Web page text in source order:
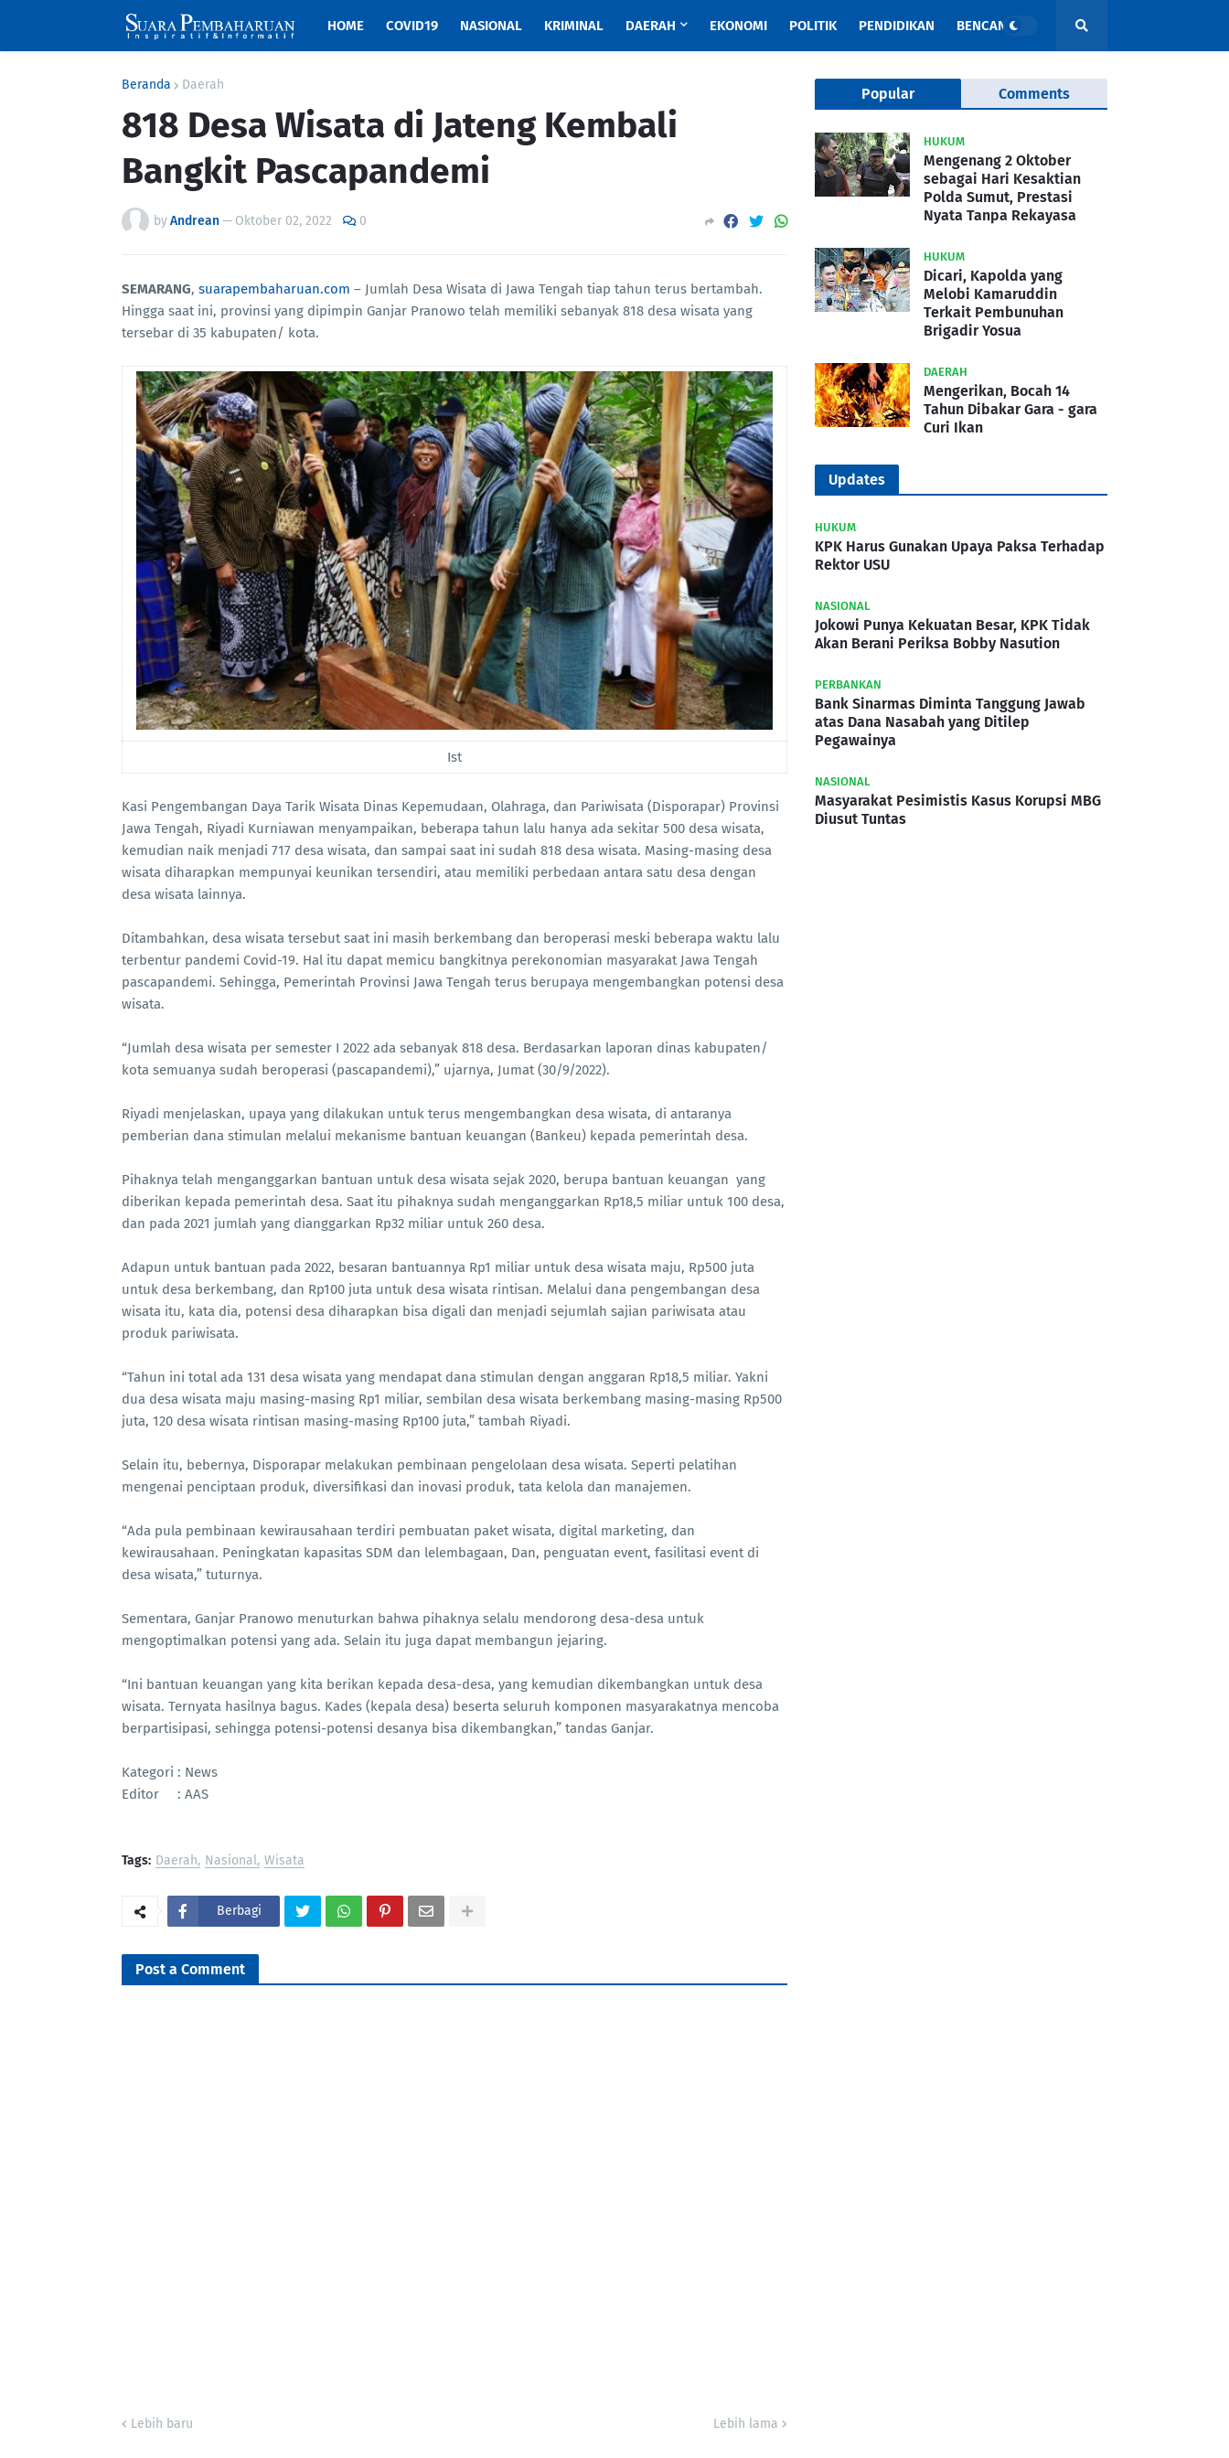
HOME COVID19 NASIONAL KRIMINAL DAERAH EKONOMI POLITIK PENDIDIKAN BENCANA
Beranda Daerah
818 Desa Wisata di Jateng Kembali
Bangkit Pascapandemi
byAndrean— Oktober 02, 2022 0
SEMARANG, suarapembaharuan.com – Jumlah Desa Wisata di Jawa Tengah tiap tahun terus bertambah.
Hingga saat ini, provinsi yang dipimpin Ganjar Pranowo telah memiliki sebanyak 818 desa wisata yang
tersebar di 35 kabupaten/ kota.
Ist
Kasi Pengembangan Daya Tarik Wisata Dinas Kepemudaan, Olahraga, dan Pariwisata (Disporapar) Provinsi
Jawa Tengah, Riyadi Kurniawan menyampaikan, beberapa tahun lalu hanya ada sekitar 500 desa wisata,
kemudian naik menjadi 717 desa wisata, dan sampai saat ini sudah 818 desa wisata. Masing-masing desa
wisata diharapkan mempunyai keunikan tersendiri, atau memiliki perbedaan antara satu desa dengan
desa wisata lainnya.
Ditambahkan, desa wisata tersebut saat ini masih berkembang dan beroperasi meski beberapa waktu lalu
terbentur pandemi Covid-19. Hal itu dapat memicu bangkitnya perekonomian masyarakat Jawa Tengah
pascapandemi. Sehingga, Pemerintah Provinsi Jawa Tengah terus berupaya mengembangkan potensi desa
wisata.
“Jumlah desa wisata per semester I 2022 ada sebanyak 818 desa. Berdasarkan laporan dinas kabupaten/
kota semuanya sudah beroperasi (pascapandemi),” ujarnya, Jumat (30/9/2022).
Riyadi menjelaskan, upaya yang dilakukan untuk terus mengembangkan desa wisata, di antaranya
pemberian dana stimulan melalui mekanisme bantuan keuangan (Bankeu) kepada pemerintah desa.
Pihaknya telah menganggarkan bantuan untuk desa wisata sejak 2020, berupa bantuan keuangan yang
diberikan kepada pemerintah desa. Saat itu pihaknya sudah menganggarkan Rp18,5 miliar untuk 100 desa,
dan pada 2021 jumlah yang dianggarkan Rp32 miliar untuk 260 desa.
Adapun untuk bantuan pada 2022, besaran bantuannya Rp1 miliar untuk desa wisata maju, Rp500 juta
untuk desa berkembang, dan Rp100 juta untuk desa wisata rintisan. Melalui dana pengembangan desa
wisata itu, kata dia, potensi desa diharapkan bisa digali dan menjadi sejumlah sajian pariwisata atau
produk pariwisata.
“Tahun ini total ada 131 desa wisata yang mendapat dana stimulan dengan anggaran Rp18,5 miliar. Yakni
dua desa wisata maju masing-masing Rp1 miliar, sembilan desa wisata berkembang masing-masing Rp500
juta, 120 desa wisata rintisan masing-masing Rp100 juta,” tambah Riyadi.
Selain itu, bebernya, Disporapar melakukan pembinaan pengelolaan desa wisata. Seperti pelatihan
mengenai penciptaan produk, diversifikasi dan inovasi produk, tata kelola dan manajemen.
“Ada pula pembinaan kewirausahaan terdiri pembuatan paket wisata, digital marketing, dan
kewirausahaan. Peningkatan kapasitas SDM dan lelembagaan, Dan, penguatan event, fasilitasi event di
desa wisata,” tuturnya.
Sementara, Ganjar Pranowo menuturkan bahwa pihaknya selalu mendorong desa-desa untuk
mengoptimalkan potensi yang ada. Selain itu juga dapat membangun jejaring.
“Ini bantuan keuangan yang kita berikan kepada desa-desa, yang kemudian dikembangkan untuk desa
wisata. Ternyata hasilnya bagus. Kades (kepala desa) beserta seluruh komponen masyarakatnya mencoba
berpartisipasi, sehingga potensi-potensi desanya bisa dikembangkan,” tandas Ganjar.
Kategori : News
Editor : AAS
Tags: Daerah Nasional Wisata
Berbagi
Post a Comment
Lebih baru Lebih lama
Popular Comments
HUKUM
Mengenang 2 Oktober
sebagai Hari Kesaktian
Polda Sumut, Prestasi
Nyata Tanpa Rekayasa
HUKUM
Dicari, Kapolda yang
Melobi Kamaruddin
Terkait Pembunuhan
Brigadir Yosua
DAERAH
Mengerikan, Bocah 14
Tahun Dibakar Gara - gara
Curi Ikan
Updates
HUKUM
KPK Harus Gunakan Upaya Paksa Terhadap
Rektor USU
NASIONAL
Jokowi Punya Kekuatan Besar, KPK Tidak
Akan Berani Periksa Bobby Nasution
PERBANKAN
Bank Sinarmas Diminta Tanggung Jawab
atas Dana Nasabah yang Ditilep
Pegawainya
NASIONAL
Masyarakat Pesimistis Kasus Korupsi MBG
Diusut Tuntas